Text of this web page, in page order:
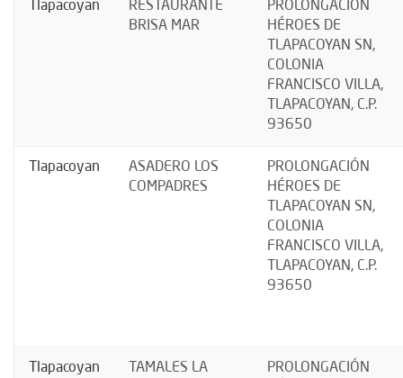
Tlapacoyan
RESTAURANTE
BRISA MAR
PROLONGACIÓN
HÉROES DE
TLAPACOYAN SN,
COLONIA
FRANCISCO VILLA,
TLAPACOYAN, C.P.
93650
Tlapacoyan
ASADERO LOS
COMPADRES
PROLONGACIÓN
HÉROES DE
TLAPACOYAN SN,
COLONIA
FRANCISCO VILLA,
TLAPACOYAN, C.P.
93650
Tlapacoyan
TAMALES LA
PROLONGACIÓN